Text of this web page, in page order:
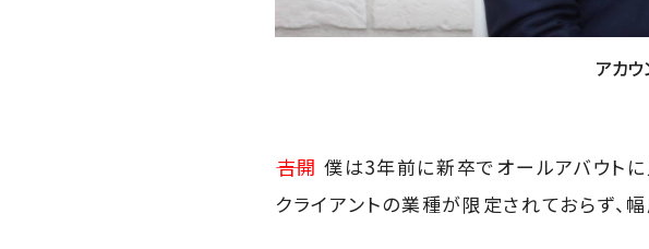
アカ
――吉開 僕は3年前に新卒でオールアバウト
クライアントの業種が限定されておらず、